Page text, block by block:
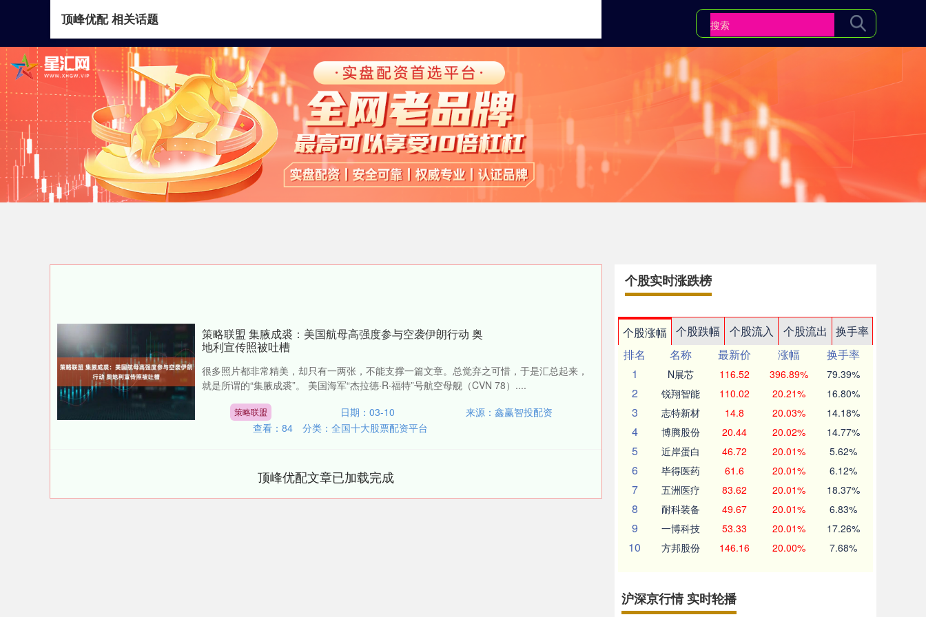
顶峰优配 相关话题
策略联盟 集腋成裘：美国航母高强度参与空袭伊朗行动 奥
地利宣传照被吐槽
很多照片都非常精美，却只有一两张，不能支撑一篇文章。总觉弃之可惜，于是汇总起来，
就是所谓的“集腋成裘”。 美国海军“杰拉德·R·福特”号航空母舰（CVN 78）....
策略联盟 日期：03-10
来源：鑫赢智投配资
查看： 84 分类： 全国十大股票配资平台
顶峰优配文章已加载完成
个股实时涨跌榜
个股涨幅 个股跌幅 个股流入 个股流出
换手率
排名
名称 最新价 涨幅
换手率
1
N展芯 116.52 396.89% 79.39%
2 锐翔智能 110.02 20.21% 16.80%
3 志特新材 14.8 20.03% 14.18%
4 博腾股份 20.44 20.02% 14.77%
5 近岸蛋白 46.72 20.01% 5.62%
6 毕得医药 61.6 20.01% 6.12%
7 五洲医疗 83.62 20.01% 18.37%
8 耐科装备 49.67 20.01% 6.83%
9 一博科技 53.33 20.01% 17.26%
10 方邦股份 146.16 20.00% 7.68%
沪深京行情 实时轮播